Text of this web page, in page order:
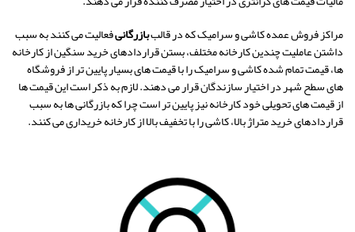
مراکز فروش عمده کاشی و سرامیک که در قالببازرگانیفعالیت می کنند به سبب
داشتن عاملیت چندین کارخانه مختلف، بستن قراردادهای خرید سنگین از کارخانه
ها، قیمت تمام شده کاشی و سرامیک را با قیمت های بسیار پایین تر از فروشگاه
های سطح شهر در اختیار سازندگان قرار می دهند. لازم به ذکر است این قیمت ها
از قیمت های تحویلی خود کارخانه نیز پایین تر است چرا که بازرگانی ها به سبب
قراردادهای خرید متراژ بالا، کاشی را با تخفیف بالا از کارخانه خریداری می کنند.